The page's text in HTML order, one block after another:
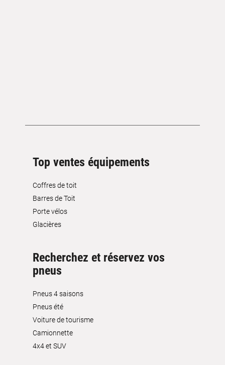
Top ventes équipements
Coffres de toit
Barres de Toit
Porte vélos
Glacières
Recherchez et réservez vos
pneus
Pneus 4 saisons
Pneus été
Voiture de tourisme
Camionnette
4x4 et SUV